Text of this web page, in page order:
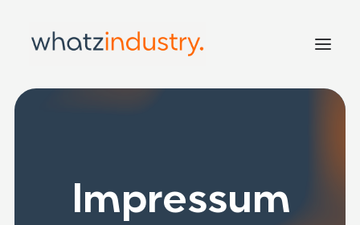
Good to KNOW!
Impressum